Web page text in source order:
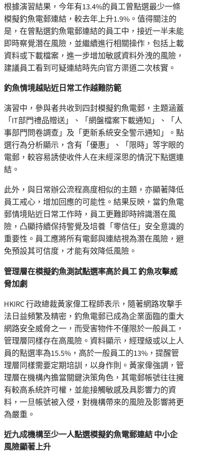
根據演習結果，今年有13.4%的員工曾點選最少一條
模擬釣魚電郵連結，較去年上升1.9%。值得關注的
是，在曾點選釣魚電郵連結的員工中，接近一半未能
即時察覺潛在風險，並繼續進行相關操作，包括上載
資料或下載檔案，進一步增加敏感資料外洩的風險，
建議員工看到可疑連結時先向官方渠道二次核實。
釣魚情境越貼近日常工作越難防範
演習中，參與者共收到四封模擬釣魚電郵，主題涵蓋
「IT部門禮品贈送」、「網盤檔案下載通知」、「人
事部門問卷調查」及「更新系統安全警示通知」。點
選行為分析顯示，含有「優惠」、「限時」等字眼的
電郵，較容易誘使收件人在未經深思的情況下點選連
結。
此外，與日常辦公流程高度相似的主題，亦顯著降低
員工戒心，增加回應的可能性。結果反映，當釣魚電
郵情境貼近日常工作時，員工更難即時辨識潛在風
險，凸顯持續保持警覺及培養「零信任」安全意識的
重要性。員工應將所有電郵與連結視為潛在風險，避
免預設其可信度，才能有效降低風險。
管理層在模擬釣魚測試點選率高於員工 釣魚攻擊威
脅加劇
HKIRC 行政總裁黃家偉工程師表示，隨著網路攻擊手
法日益頻繁及精密，釣魚電郵已成為企業面臨的重大
網路安全威脅之一，而受害物件不僅限於一般員工，
管理層同樣存在高風險。資料顯示，經理級或以上人
員的點選率為15.5%，高於一般員工的13%，提醒管
理層同樣需要定期培訓，以身作則。黃家偉強調，管
理層在機構內擔當關鍵決策角色，其電郵帳號往往擁
有較高系統許可權，並能接觸敏感及具影響力的資
料，一旦帳號被入侵，對機構帶來的風險及影響將更
為嚴重。
近九成機構至少一人點選模擬釣魚電郵連結 中小企
風險顯著上升